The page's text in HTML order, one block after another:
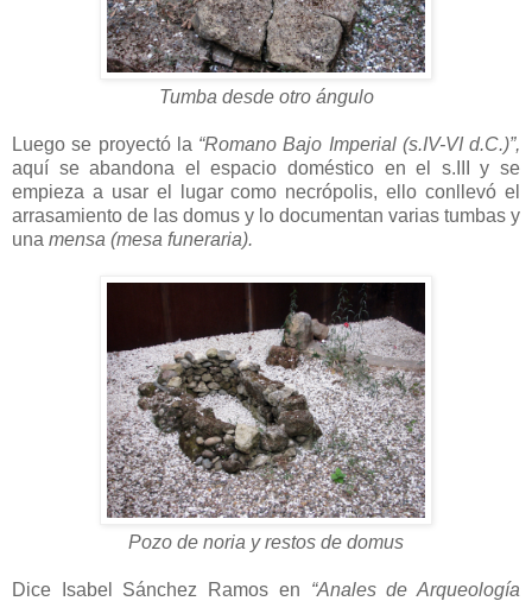
Tumba desde otro ángulo
Luego se proyectó la “Romano Bajo Imperial (s.IV-VI d.C.)”,
aquí se abandona el espacio doméstico en el s.III y se
empieza a usar el lugar como necrópolis, ello conllevó el
arrasamiento de las domus y lo documentan varias tumbas y
una mensa (mesa funeraria).
Pozo de noria y restos de domus
Dice Isabel Sánchez Ramos en “Anales de Arqueología